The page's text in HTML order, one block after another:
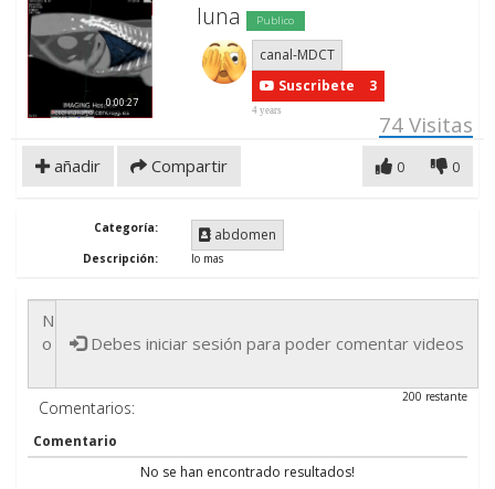
0:00:27
luna Publico
canal-MDCT
Suscribete
3
4 years 74Visitas
añadir Compartir 0
0
Categoría: abdomen
Descripción: lo mas
Debes iniciar sesión para poder comentar videos
200 restante
Comentarios:
Comentario
No se han encontrado resultados!